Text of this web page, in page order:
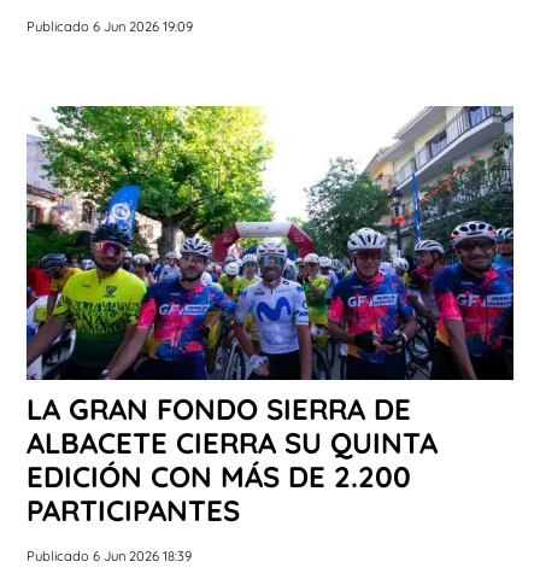
Publicado 6 Jun 2026 19:09
LA GRAN FONDO SIERRA DE
ALBACETE CIERRA SU QUINTA
EDICIÓN CON MÁS DE 2.200
PARTICIPANTES
Publicado 6 Jun 2026 18:39